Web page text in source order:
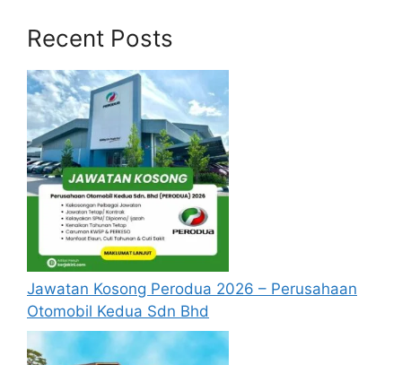
Recent Posts
Jawatan Kosong Perodua 2026 – Perusahaan
Otomobil Kedua Sdn Bhd